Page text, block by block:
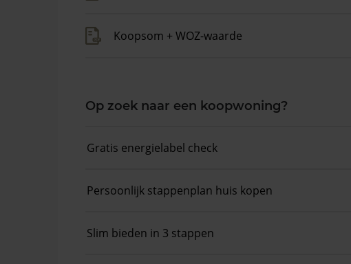
Koopsom + WOZ-waarde
Op zoek naar een koopwoning?
Gratis energielabel check
Persoonlijk stappenplan huis kopen
Slim bieden in 3 stappen